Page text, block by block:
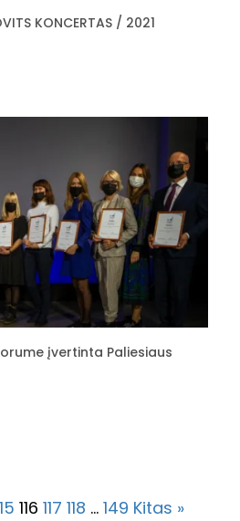
KONCERTAS / 2021
įvertinta Paliesiaus
116 117 118 … 149 Kitas »